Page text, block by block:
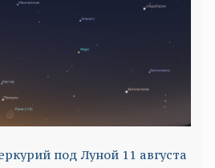
под Луной 11 августа